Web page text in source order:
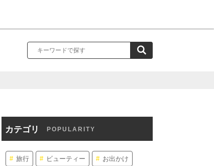
カテゴリ POPULARITY
旅行 ビューティー お出かけ